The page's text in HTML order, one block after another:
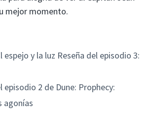
mejor momento.
espejo y la luz Reseña del episodio 3:
episodio 2 de Dune: Prophecy:
agonías